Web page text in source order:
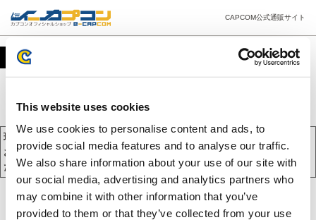
This website uses cookies
We use cookies to personalise content and ads, to
provide social media features and to analyse our traffic.
We also share information about your use of our site with
our social media, advertising and analytics partners who
may combine it with other information that you’ve
provided to them or that they’ve collected from your use
CAPCOM公式通販サイト
カート
現在、カートには商品が入っておりません。
お買い物を続けるには下の 「お買い物を続ける」 をクリックしてく
ださい。